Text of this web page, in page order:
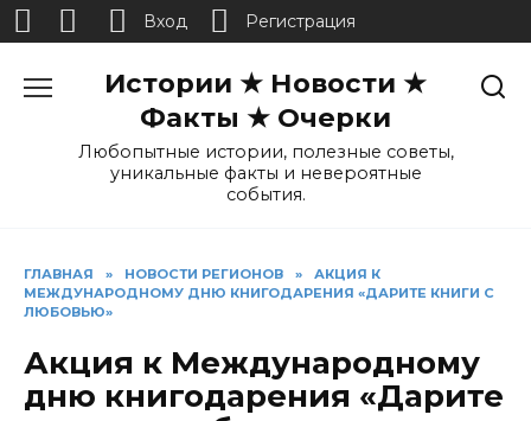
Истории ★ Новости ★
Факты ★ Очерки
Любопытные истории, полезные советы,
уникальные факты и невероятные
события.
ГЛАВНАЯ » НОВОСТИ РЕГИОНОВ »
АКЦИЯ К
МЕЖДУНАРОДНОМУ ДНЮ КНИГОДАРЕНИЯ «ДАРИТЕ КНИГИ С
ЛЮБОВЬЮ»
Акция к Международному
дню книгодарения «Дарите
Вход Регистрация